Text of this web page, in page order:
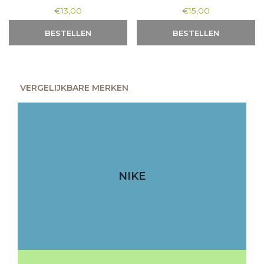
€13,00
BESTELLEN
€15,00
BESTELLEN
VERGELIJKBARE MERKEN
NIKE